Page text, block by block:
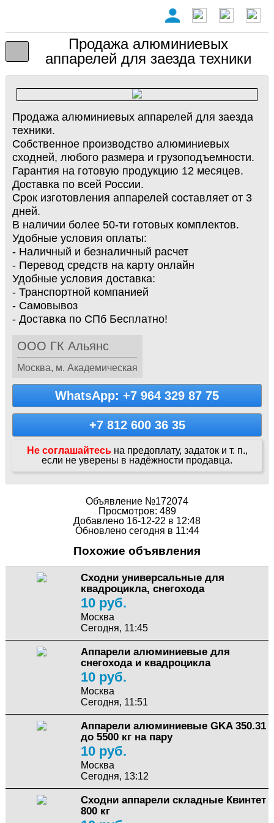
Продажа алюминиевых
аппарелей для заезда техники
Продажа алюминиевых аппарелей для заезда
техники.
Собственное производство алюминиевых
сходней, любого размера и грузоподъемности.
Гарантия на готовую продукцию 12 месяцев.
Доставка по всей России.
Срок изготовления аппарелей составляет от 3
дней.
В наличии более 50-ти готовых комплектов.
Удобные условия оплаты:
- Наличный и безналичный расчет
- Перевод средств на карту онлайн
Удобные условия доставка:
- Транспортной компанией
- Самовывоз
- Доставка по СПб Бесплатно!
ООО ГК Альянс
Москва, м. Академическая
WhatsApp: +7 964 329 87 75
+7 812 600 36 35
Не соглашайтесь на предоплату, задаток и т. п.,
если не уверены в надёжности продавца.
Объявление №172074
Просмотров: 489
Добавлено 16-12-22 в 12:48
Обновлено сегодня в 11:44
Похожие объявления
Сходни универсальные для
квадроцикла, снегохода
10 руб.
Москва
Сегодня, 11:45
Аппарели алюминиевые для
снегохода и квадроцикла
10 руб.
Москва
Сегодня, 11:51
Аппарели алюминиевые GKA 350.31
до 5500 кг на пару
10 руб.
Москва
Сегодня, 13:12
Сходни аппарели складные Квинтет
800 кг